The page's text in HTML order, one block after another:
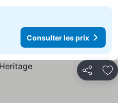
Consulter les prix
Partager